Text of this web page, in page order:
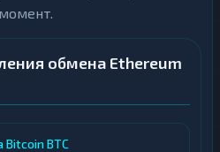
обмена Ethereum
Bitcoin BTC